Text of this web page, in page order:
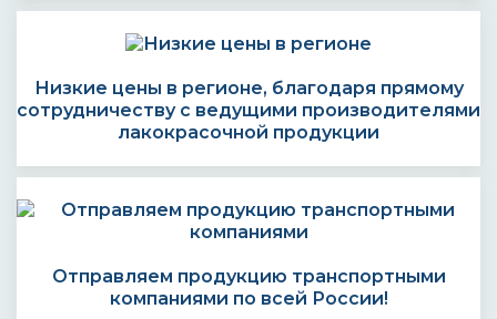
Низкие цены в регионе, благодаря прямому
сотрудничеству с ведущими производителями
лакокрасочной продукции
Отправляем продукцию транспортными
компаниями по всей России!